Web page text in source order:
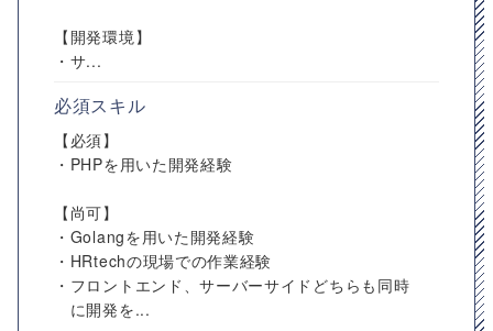
【開発環境】
・サ...
必須スキル
【必須】
・PHPを用いた開発経験
【尚可】
・Golangを用いた開発経験
・HRtechの現場での作業経験
・フロントエンド、サーバーサイドどちらも同時
に開発を...